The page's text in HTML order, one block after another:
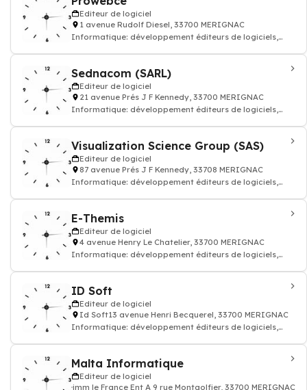
Editeur de logiciel
1 avenue Rudolf Diesel, 33700 MERIGNAC
Informatique: développement éditeurs de logiciels,
Sednacom (SARL)
Editeur de logiciel
21 avenue Prés J F Kennedy, 33700 MERIGNAC
Informatique: développement éditeurs de logiciels,
Visualization Science Group (SAS)
Editeur de logiciel
87 avenue Prés J F Kennedy, 33708 MERIGNAC
Informatique: développement éditeurs de logiciels,
E-Themis
Editeur de logiciel
4 avenue Henry Le Chatelier, 33700 MERIGNAC
Informatique: développement éditeurs de logiciels,
ID Soft
Editeur de logiciel
Id Soft13 avenue Henri Becquerel, 33700 MERIGNAC
Informatique: développement éditeurs de logiciels,
Malta Informatique
Editeur de logiciel
imm le France Ent A 9 rue Montgolfier, 33700 MERIGNAC